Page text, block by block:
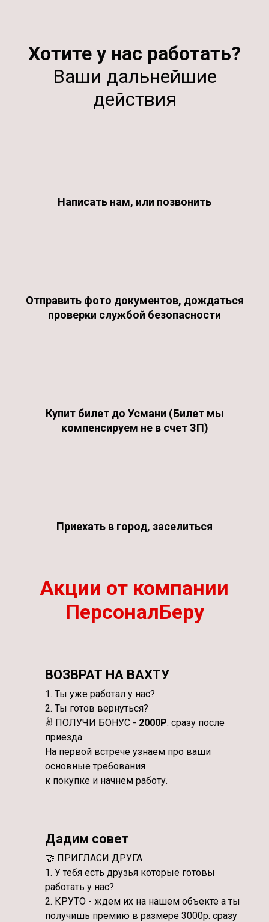
Хотите у нас работать?
Ваши дальнейшие
действия
Написать нам, или позвонить
Отправить фото документов, дождаться
проверки службой безопасности
Купит билет до Усмани (Билет мы
компенсируем не в счет ЗП)
Приехать в город, заселиться
Акции от компании
ПерсоналБеру
ВОЗВРАТ НА ВАХТУ
1. Ты уже работал у нас?
2. Ты готов вернуться?
✌️ ПОЛУЧИ БОНУС - 2000Р. сразу после
приезда
На первой встрече узнаем про ваши
основные требования
к покупке и начнем работу.
Дадим совет
🤝 ПРИГЛАСИ ДРУГА
1. У тебя есть друзья которые готовы
работать у нас?
2. КРУТО - ждем их на нашем объекте а ты
получишь премию в размере 3000р. сразу